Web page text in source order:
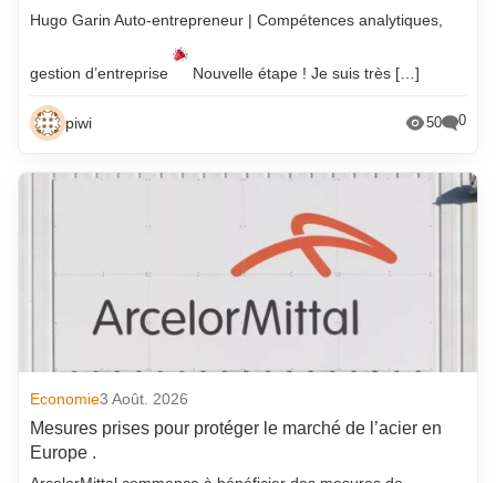
Hugo Garin Auto-entrepreneur | Compétences analytiques,
gestion d’entreprise Nouvelle étape ! Je suis très […]
piwi 50 0
Economie3 Août. 2026
Mesures prises pour protéger le marché de l’acier en
Europe .